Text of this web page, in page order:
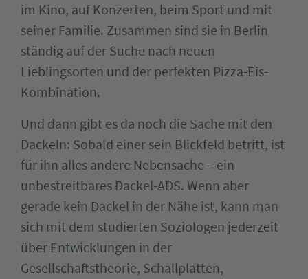
im Kino, auf Konzerten, beim Sport und mit
seiner Familie. Zusammen sind sie in Berlin
ständig auf der Suche nach neuen
Lieblingsorten und der perfekten Pizza-Eis-
Kombination.
Und dann gibt es da noch die Sache mit den
Dackeln: Sobald einer sein Blickfeld betritt, ist
für ihn alles andere Nebensache – ein
unbestreitbares Dackel-ADS. Wenn aber
gerade kein Dackel in der Nähe ist, kann man
sich mit dem studierten Soziologen jederzeit
über Entwicklungen in der
Gesellschaftstheorie, Schallplatten,